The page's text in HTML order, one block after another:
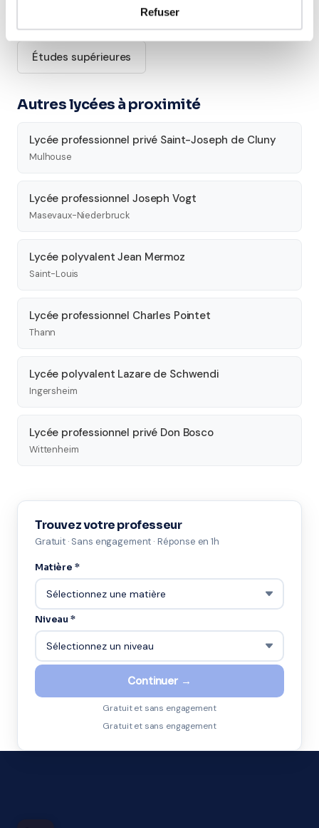
Refuser
Études supérieures
Autres lycées à proximité
Lycée professionnel privé Saint-Joseph de Cluny
Mulhouse
Lycée professionnel Joseph Vogt
Masevaux-Niederbruck
Lycée polyvalent Jean Mermoz
Saint-Louis
Lycée professionnel Charles Pointet
Thann
Lycée polyvalent Lazare de Schwendi
Ingersheim
Lycée professionnel privé Don Bosco
Wittenheim
Trouvez votre professeur
Gratuit · Sans engagement · Réponse en 1h
Matière *
Niveau *
Continuer →
Gratuit et sans engagement
Gratuit et sans engagement